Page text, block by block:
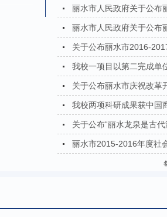
丽水市人民政府关于公布
丽水市人民政府关于公布
关于公布丽水市2016-
我校一项目以第二完成单
关于公布丽水市庆祝改革
我校两项科研成果获中国
关于公布“丽水龙泉是古
丽水市2015-2016年度社